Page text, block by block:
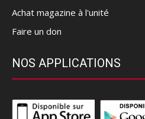
Achat magazine à l'unité
Faire un don
NOS APPLICATIONS